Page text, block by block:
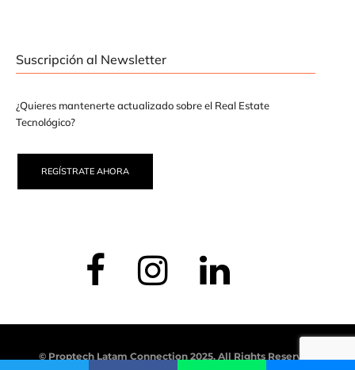
Suscripción al Newsletter
¿Quieres mantenerte actualizado sobre el Real Estate
Tecnológico?
REGÍSTRATE AHORA
© Proptech Latam Connection 2025. All Rights Reserved.